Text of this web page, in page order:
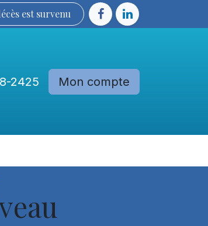
est sur​​​​​​​​ve​nu​​​​​​​​​​
2425 Mon compte